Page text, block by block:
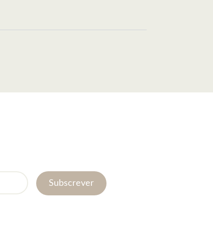
Subscrever